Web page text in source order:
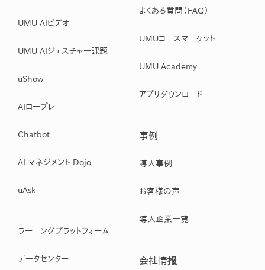
UMU AIビデオ
UMU AIジェスチャー課題
uShow
AIロープレ
Chatbot
AI マネジメント Dojo
uAsk
ラーニングプラットフォーム
データセンター
よくある質問（FAQ）
UMUコースマーケット
UMU Academy
アプリダウンロード
事例
導入事例
お客様の声
導入企業一覧
会社情报